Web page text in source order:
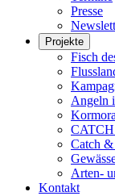
Presse
Projekte
Fisch
Angeln
Catch
Arten-
Kontakt